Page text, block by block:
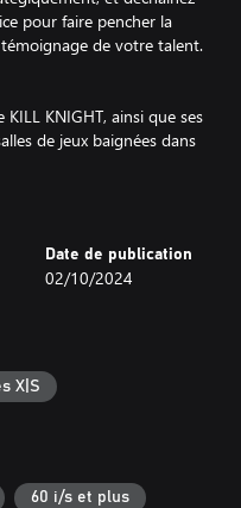
pour faire pencher la
de votre talent.
KNIGHT, ainsi que ses
de jeux baignées dans
KILL
des défis pour
l'Arsenal de votre
de jeu à votre façon.
et les modes de tir de
et affrontez vos amis et
Date de publication
02/10/2024
X|S
60 i/s et plus